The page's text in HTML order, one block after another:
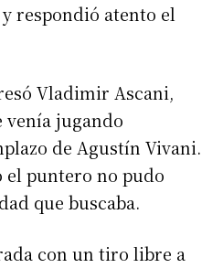
respondió atento el
Vladimir Ascani,
jugando
de Agustín Vivani.
el puntero no pudo
que buscaba.
con un tiro libre a